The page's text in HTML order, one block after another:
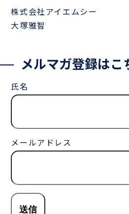
株式会社アイエムシー
大塚雅智
メルマガ登録はこ
氏名
メールアドレス